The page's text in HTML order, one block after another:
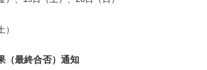
（最終合否）通知